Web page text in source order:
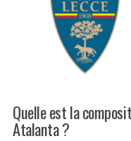
Quelle est la
Atalanta ?